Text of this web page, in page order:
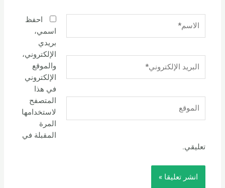
الإلكتروني*
احفظ
اسمي،
بريدي
الإلكتروني،
والموقع
الإلكتروني
في هذا
المتصفح
لاستخدامها
المرة
المقبلة في
تعليقي.